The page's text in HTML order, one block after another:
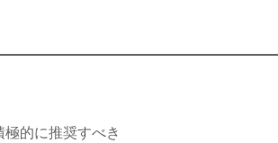
的に推奨すべき